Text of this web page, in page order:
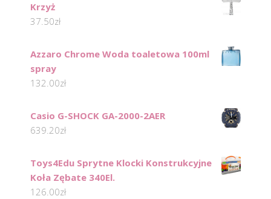
Krzyż
37.50zł
Azzaro Chrome Woda toaletowa 100ml
spray
132.00zł
Casio G-SHOCK GA-2000-2AER
639.20zł
Toys4Edu Sprytne Klocki Konstrukcyjne
Koła Zębate 340El.
126.00zł